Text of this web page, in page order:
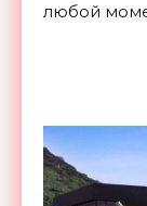
любой